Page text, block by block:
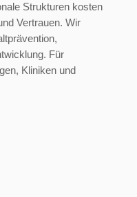
Strukturen kosten
Vertrauen. Wir
Für
Kliniken und